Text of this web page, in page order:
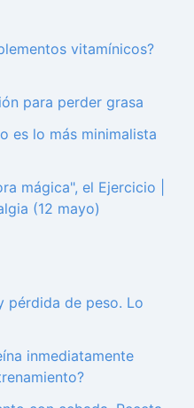
vitamínicos?
para perder grasa
es lo más minimalista
mágica", el Ejercicio |
(12 mayo)
pérdida de peso. Lo
inmediatamente